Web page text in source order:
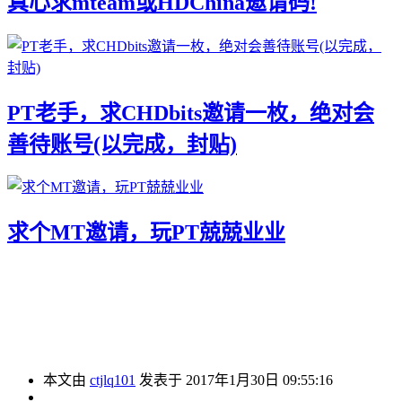
PT老手，求CHDbits邀请一枚，绝对会
善待账号(以完成，封贴)
求个MT邀请，玩PT兢兢业业
本文由 ctjlq101 发表于 2017年1月30日 09:55:16